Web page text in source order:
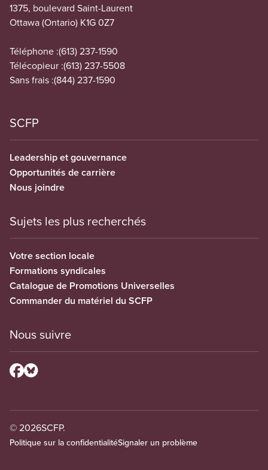
1375, boulevard Saint-Laurent
Ottawa (Ontario) K1G 0Z7
Téléphone :(613) 237-1590
Télécopieur :(613) 237-5508
Sans frais :(844) 237-1590
SCFP
Leadership et gouvernance
Opportunités de carrière
Nous joindre
Sujets les plus recherchés
Votre section locale
Formations syndicales
Catalogue de Promotions Universelles
Commander du matériel du SCFP
Nous suivre
© 2026SCFP.
Politique sur la confidentialitéSignaler un problème